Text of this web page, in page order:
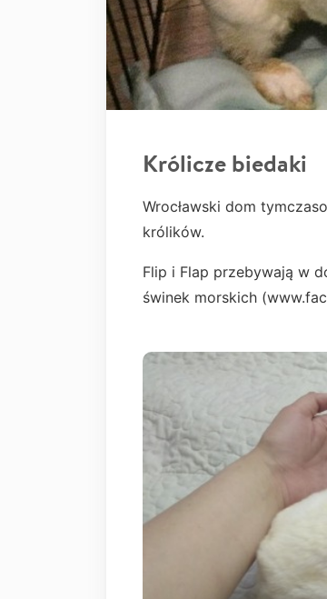
Królicze biedaki
Wrocławski dom
królików.
Flip i Flap przebywają w
świnek morskich